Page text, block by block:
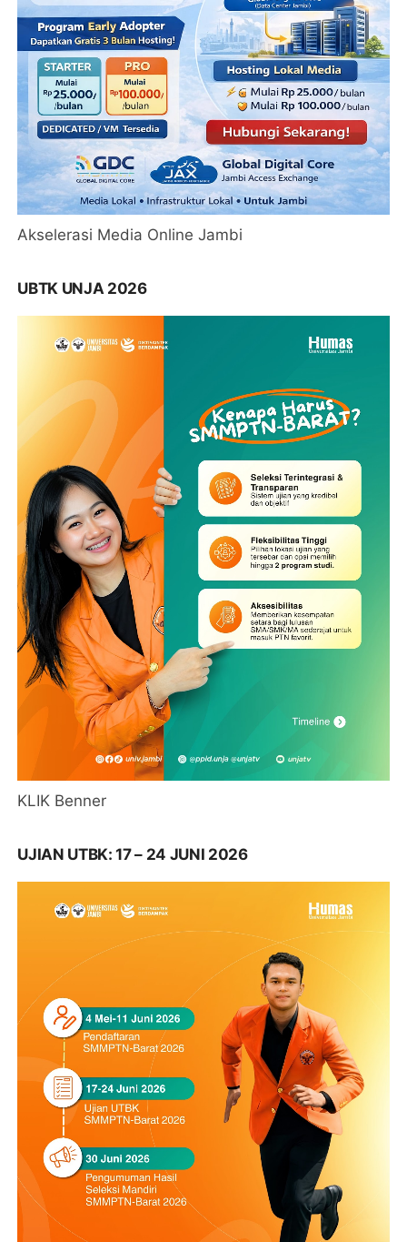
Akselerasi Media Online Jambi
UBTK UNJA 2026
KLIK Benner
UJIAN UTBK: 17 – 24 JUNI 2026